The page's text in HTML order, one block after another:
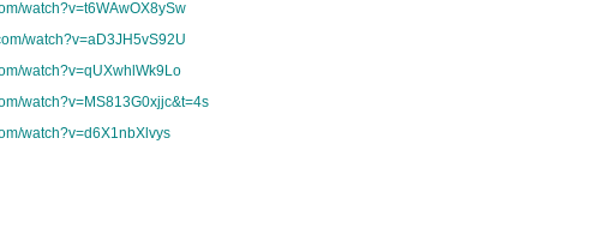
watch?v=t6WAwOX8ySw
watch?v=aD3JH5vS92U
watch?v=qUXwhlWk9Lo
watch?v=MS813G0xjjc&t=4s
watch?v=d6X1nbXlvys